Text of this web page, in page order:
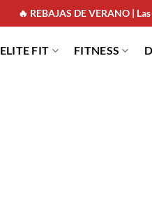
🔥 REBAJAS DE VERANO |
ELITE FIT FITNESS